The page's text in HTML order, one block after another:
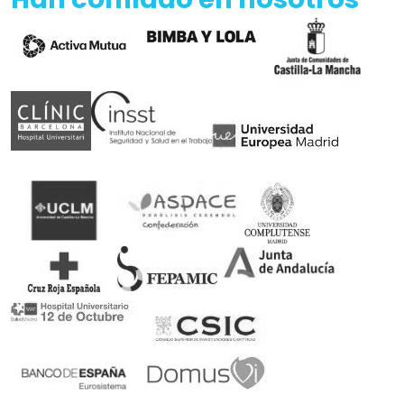
Somos patrocinadores de deporte adaptado
Rubén Castilla, Oscar Egéa y Victor Carretón son
nuestros embajadores
Ortopedia concertada con el Servicio Andaluz de
Podrás canjear tu receta en nuestra ortopedia
100% Pago seguro